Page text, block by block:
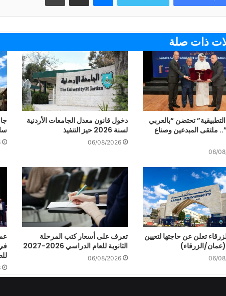
ذات صلة
تحتضن “بالعربي
ملتقى المبدعين وصناع
06/
دخول قانون معدل الجامعات الأردنية
لسنة 2026 حيز التنفيذ
06/08/2026
تعلن عن حاجتها لتعيين
الزرقاء)
06/
تعرف على أسعار كتب المرحلة
الثانوية للعام الدراسي 2026-2027
06/08/2026